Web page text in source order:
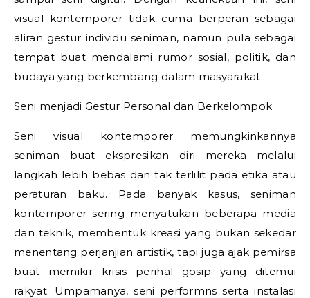
visual kontemporer tidak cuma berperan sebagai
aliran gestur individu seniman, namun pula sebagai
tempat buat mendalami rumor sosial, politik, dan
budaya yang berkembang dalam masyarakat.
Seni menjadi Gestur Personal dan Berkelompok
Seni visual kontemporer memungkinkannya
seniman buat ekspresikan diri mereka melalui
langkah lebih bebas dan tak terlilit pada etika atau
peraturan baku. Pada banyak kasus, seniman
kontemporer sering menyatukan beberapa media
dan teknik, membentuk kreasi yang bukan sekedar
menentang perjanjian artistik, tapi juga ajak pemirsa
buat memikir krisis perihal gosip yang ditemui
rakyat. Umpamanya, seni performns serta instalasi